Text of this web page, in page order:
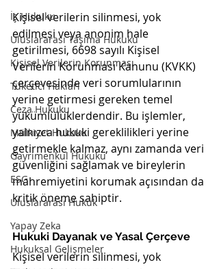
İş Hukuku
Uluslararası Taşıma Hukuku
Kişisel Verilerin Korunması
Tüketici Hakları
Ceza Hukuku
Mülkiyet Hukuku
Gayrimenkul Hukuku
ESG
Uluslararası Hukuk
Yapay Zeka
Hukuksal Gelişmeler
Kişisel verilerin silinmesi, yok
edilmesi veya anonim hale
getirilmesi, 6698 sayılı Kişisel
Verilerin Korunması Kanunu (KVKK)
çerçevesinde veri sorumlularının
yerine getirmesi gereken temel
yükümlülüklerdendir. Bu işlemler,
yalnızca hukuki gereklilikleri yerine
getirmekle kalmaz, aynı zamanda veri
güvenliğini sağlamak ve bireylerin
mahremiyetini korumak açısından da
kritik öneme sahiptir.
Hukuki Dayanak ve Yasal Çerçeve
Kişisel verilerin silinmesi, yok